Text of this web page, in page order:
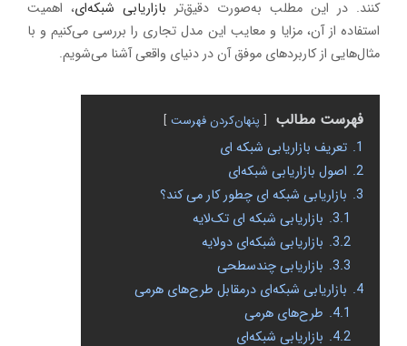
کنند. در این مطلب به‌صورت دقیق‌تر بازاریابی شبکه‌ای، اهمیت
استفاده از آن، مزایا و معایب این مدل تجاری را بررسی می‌کنیم و با
مثال‌هایی از کاربردهای موفق آن در دنیای واقعی آشنا می‌شویم.
فهرست مطالب پنهان‌کردن فهرست
1. تعریف بازاریابی شبکه ای
2. اصول بازاریابی شبکه‌ای
3. بازاریابی شبکه ای چطور کار می کند؟
3.1. بازاریابی شبکه ای تک‌لایه
3.2. بازاریابی شبکه‌ای دولایه
3.3. بازاریابی چندسطحی
4. بازاریابی شبکه‌ای درمقابل طرح‌های هرمی
4.1. طرح‌های هرمی
4.2. بازاریابی شبکه‌ای